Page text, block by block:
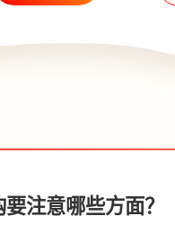
注意哪些方面？